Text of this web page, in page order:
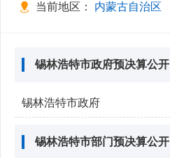
当前地区： 内蒙古自治区
锡林浩特市政府预决算公开
锡林浩特市政府
锡林浩特市部门预决算公开